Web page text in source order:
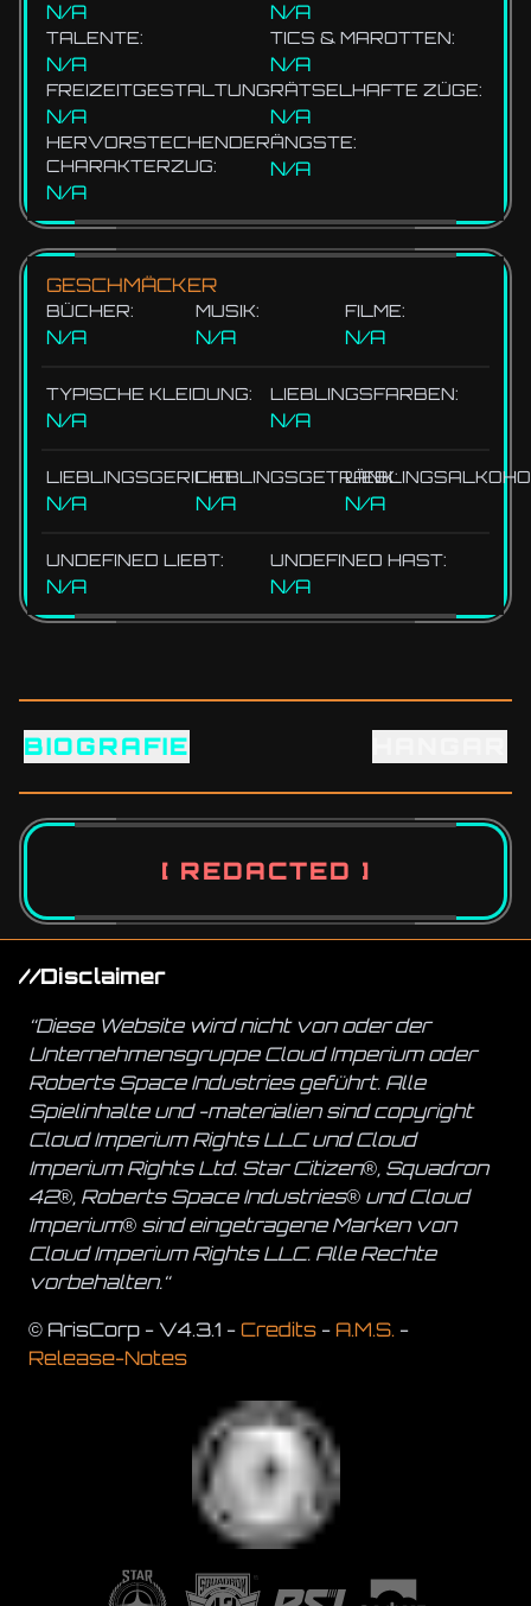
N/A N/A
TALENTE:
N/A
TICS & MAROTTEN:
N/A
FREIZEITGESTALTUNG:
N/A
RÄTSELHAFTE ZÜGE:
N/A
HERVORSTECHENDER
CHARAKTERZUG:
N/A
ÄNGSTE:
N/A
GESCHMÄCKER
BÜCHER:
N/A
MUSIK:
N/A
FILME:
N/A
TYPISCHE KLEIDUNG:
N/A
LIEBLINGSFARBEN:
N/A
LIEBLINGSGERICHT:
N/A
LIEBLINGSGETRÄNK:
N/A N/A
UNDEFINED LIEBT:
N/A
UNDEFINED HAST:
N/A
BIOGRAFIE
[ REDACTED ]
//Disclaimer
“Diese Website wird nicht von oder der
Unternehmensgruppe Cloud Imperium oder
Roberts Space Industries geführt. Alle
Spielinhalte und -materialien sind copyright
Cloud Imperium Rights LLC und Cloud
Imperium Rights Ltd. Star Citizen®, Squadron
42®, Roberts Space Industries® und Cloud
Imperium® sind eingetragene Marken von
Cloud Imperium Rights LLC. Alle Rechte
vorbehalten.“
© ArisCorp - V4.3.1
Credits
A.M.S.
Release-Notes